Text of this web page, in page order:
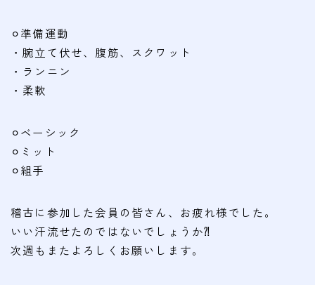
入会申込
道場について
安全への取り組み
⚪︎準備運動
・腕立て伏せ、腹筋、スクワット
・ランニン
・柔軟
⚪︎ベーシック
⚪︎ミット
⚪︎組手
稽古に参加した会員の皆さん、お疲れ様でした。
いい汗流せたのではないでしょうか⁈
次週もまたよろしくお願いします。